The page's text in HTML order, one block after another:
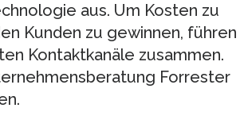
aus. Um Kosten zu
Kunden zu gewinnen, führen
Kontaktkanäle zusammen.
Forrester